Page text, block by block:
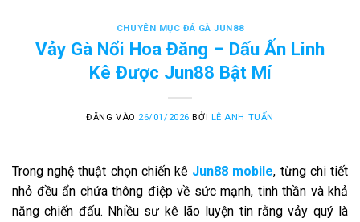
CHUYÊN MỤC ĐÁ GÀ JUN88
Vảy Gà Nổi Hoa Đăng – Dấu Ấn Linh
Kê Được Jun88 Bật Mí
ĐĂNG VÀO 26/01/2026 BỞI LÊ ANH TUẤN
Trong nghệ thuật chọn chiến kê Jun88 mobile, từng chi tiết
nhỏ đều ẩn chứa thông điệp về sức mạnh, tinh thần và khả
năng chiến đấu. Nhiều sư kê lão luyện tin rằng vảy quý là